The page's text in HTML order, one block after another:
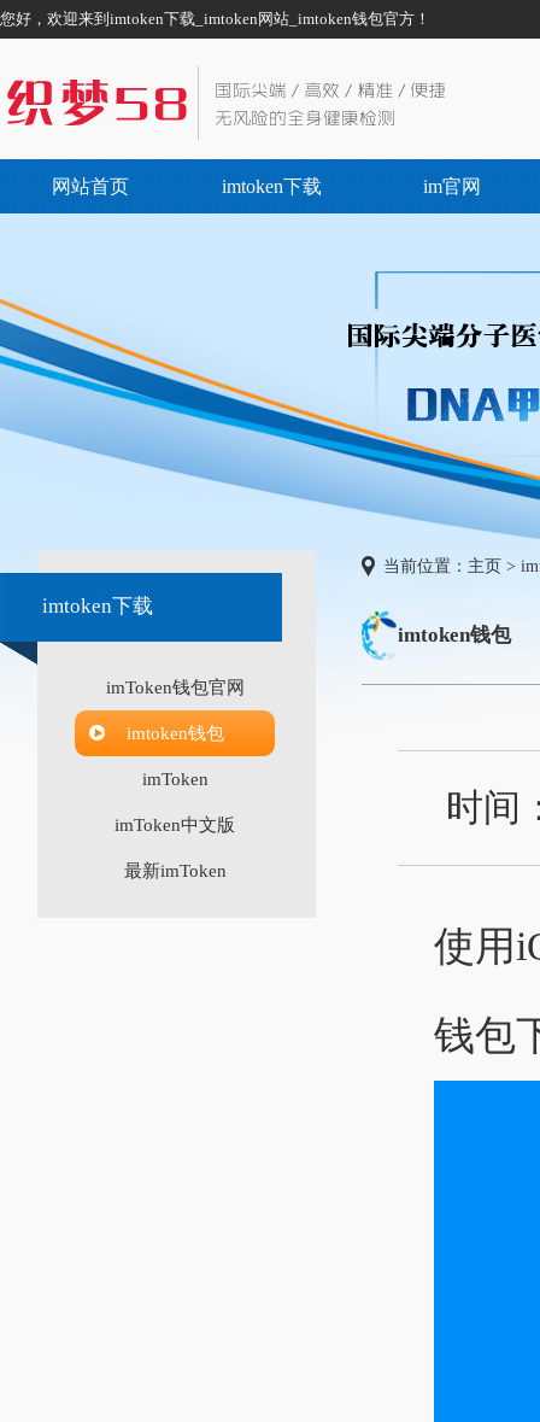
您好，欢迎来到imtoken下载_imtoken网站_imtoken钱包官方！
网站首页 imtoken下载 im官网
imtoken下载
imToken钱包官网
imtoken钱包
imToken
imToken中文版
最新imToken
当前位置： 主页 >
imtoken钱包
时间
使用
钱包